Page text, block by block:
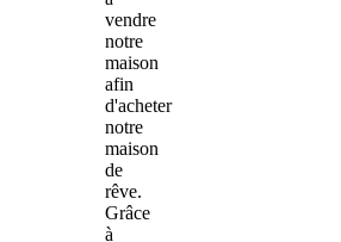
vendre
notre
maison
afin
d'acheter
notre
maison
de
rêve.
Grâce
à